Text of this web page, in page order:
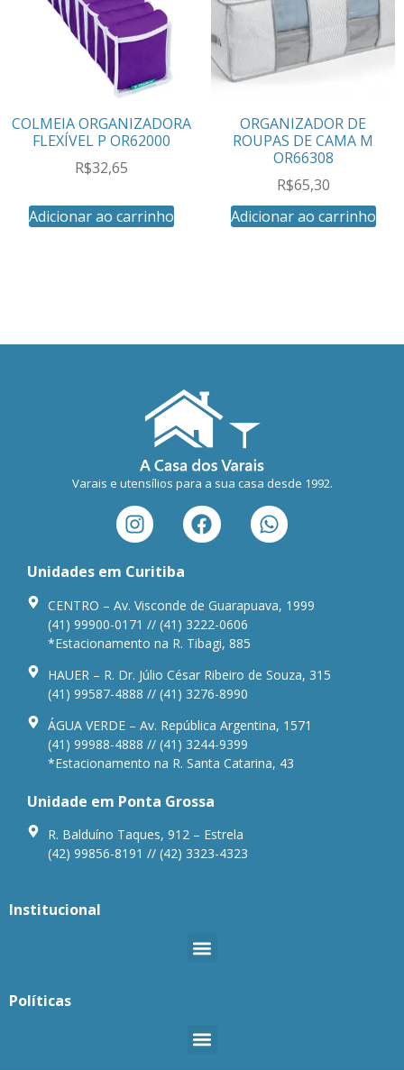
COLMEIA ORGANIZADORA
FLEXÍVEL P OR62000
R$32,65
Adicionar ao carrinho
ORGANIZADOR DE
ROUPAS DE CAMA M
OR66308
R$65,30
Adicionar ao carrinho
Varais e utensílios para a sua casa desde 1992.
Unidades em Curitiba
CENTRO – Av. Visconde de Guarapuava, 1999
(41) 99900-0171 // (41) 3222-0606
*Estacionamento na R. Tibagi, 885
HAUER – R. Dr. Júlio César Ribeiro de Souza, 315
(41) 99587-4888 // (41) 3276-8990
ÁGUA VERDE – Av. República Argentina, 1571
(41) 99988-4888 // (41) 3244-9399
*Estacionamento na R. Santa Catarina, 43
Unidade em Ponta Grossa
R. Balduíno Taques, 912 – Estrela
(42) 99856-8191 // (42) 3323-4323
Institucional
Políticas